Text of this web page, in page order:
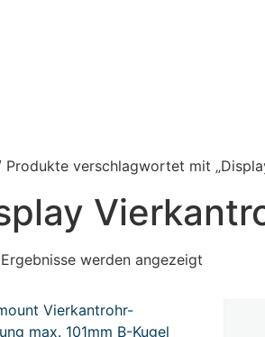
Produkte verschlagwortet mit
werden angezeigt